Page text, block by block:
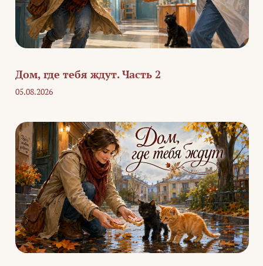
Дом, где тебя ждут. Часть 2
05.08.2026